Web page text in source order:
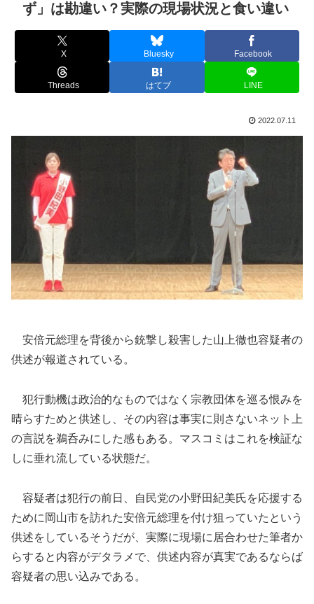
ず」は勘違い？実際の現場状況と食い違い
X Bluesky Facebook
Threads はてブ LINE
2022.07.11
安倍元総理を背後から銃撃し殺害した山上徹也容疑者の
供述が報道されている。
犯行動機は政治的なものではなく宗教団体を巡る恨みを
晴らすためと供述し、その内容は事実に則さないネット上
の言説を鵜呑みにした感もある。マスコミはこれを検証な
しに垂れ流している状態だ。
容疑者は犯行の前日、自民党の小野田紀美氏を応援する
ために岡山市を訪れた安倍元総理を付け狙っていたという
供述をしているそうだが、実際に現場に居合わせた筆者か
らすると内容がデタラメで、供述内容が真実であるならば
容疑者の思い込みである。